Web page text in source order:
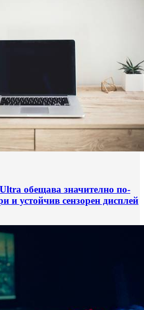
обещава значително по-
и устойчив сензорен дисплей